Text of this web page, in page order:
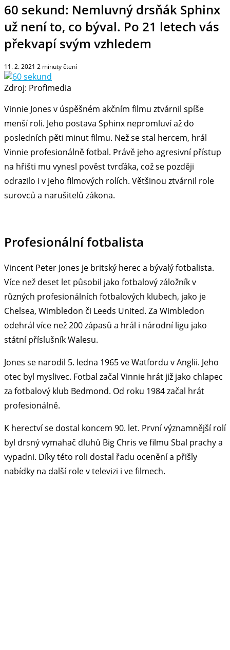
60 sekund: Nemluvný drsňák Sphinx
už není to, co býval. Po 21 letech vás
překvapí svým vzhledem
11. 2. 2021 2 minuty čtení
Zdroj: Profimedia
Vinnie Jones v úspěšném akčním filmu ztvárnil spíše
menší roli. Jeho postava Sphinx nepromluví až do
posledních pěti minut filmu. Než se stal hercem, hrál
Vinnie profesionálně fotbal. Právě jeho agresivní přístup
na hřišti mu vynesl pověst tvrďáka, což se později
odrazilo i v jeho filmových rolích. Většinou ztvárnil role
surovců a narušitelů zákona.
Profesionální fotbalista
Vincent Peter Jones je britský herec a bývalý fotbalista.
Více než deset let působil jako fotbalový záložník v
různých profesionálních fotbalových klubech, jako je
Chelsea, Wimbledon či Leeds United. Za Wimbledon
odehrál více než 200 zápasů a hrál i národní ligu jako
státní příslušník Walesu.
Jones se narodil 5. ledna 1965 ve Watfordu v Anglii. Jeho
otec byl myslivec. Fotbal začal Vinnie hrát již jako chlapec
za fotbalový klub Bedmond. Od roku 1984 začal hrát
profesionálně.
K herectví se dostal koncem 90. let. První významnější rolí
byl drsný vymahač dluhů Big Chris ve filmu Sbal prachy a
vypadni. Díky této roli dostal řadu ocenění a přišly
nabídky na další role v televizi i ve filmech.